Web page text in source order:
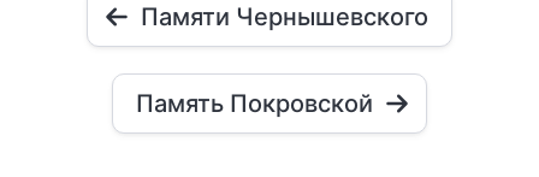
Памяти Чернышевского
Память Покровской